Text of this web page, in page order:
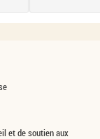
et de soutien aux